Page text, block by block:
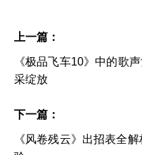
上一篇：
《极品飞车10》中的歌
采绽放
下一篇：
《风卷残云》出招表全